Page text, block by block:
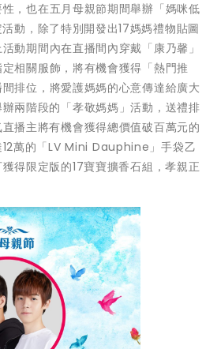
，也在五月母親節期間舉辦「媽咪低
動， 除了特別開發出17媽媽禮物貼圖
動期間內在直播間內穿戴「康乃馨」
相關服飾，將有機會獲得「熱門推
排位， 將愛護媽媽的心意傳達給廣大
兩階段的「孝敬媽媽」活動，送禮排
播主將有機會獲得總價值破百萬元的
12萬的「LV Mini Dauphine」手袋乙
得限定版的17寶寶擴香石組，孝親正